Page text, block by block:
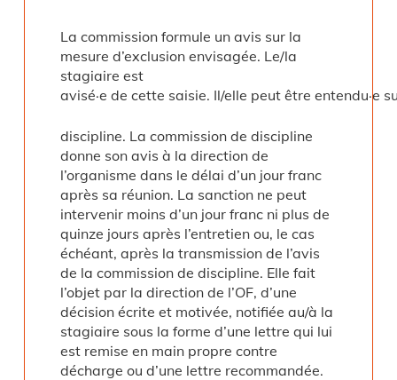
La commission formule un avis sur la
mesure d’exclusion envisagée. Le/la
stagiaire est
avisé·e de cette saisie. Il/elle peut être entendu·e
discipline. La commission de discipline
donne son avis à la direction de
l’organisme dans le délai d’un jour franc
après sa réunion. La sanction ne peut
intervenir moins d’un jour franc ni plus de
quinze jours après l’entretien ou, le cas
échéant, après la transmission de l’avis
de la commission de discipline. Elle fait
l’objet par la direction de l’OF, d’une
décision écrite et motivée, notifiée au/à la
stagiaire sous la forme d’une lettre qui lui
est remise en main propre contre
décharge ou d’une lettre recommandée.